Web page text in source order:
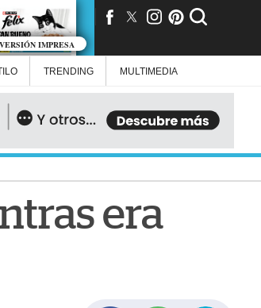
VERSIÓN IMPRESA
TRENDING MULTIMEDIA
era